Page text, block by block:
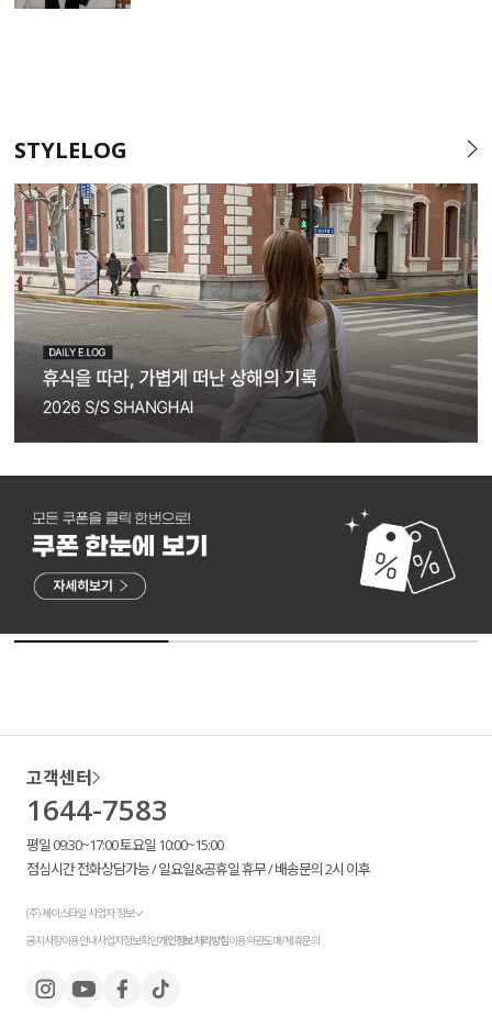
STYLELOG
고객센터
1644-7583
평일 09:30~17:00 토요일 10:00~15:00
점심시간 전화상담가능 / 일요일&공휴일 휴무 / 배송문의 2시 이후
(주) 제이스타일 사업자 정보
공지사항이용안내사업자정보확인개인정보처리방침이용약관도매/제휴문의